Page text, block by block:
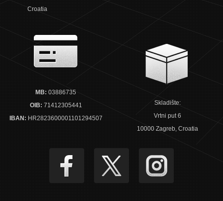
Croatia
MB: 03886735
OIB: 71412305441
IBAN: HR2823600001101294507
Skladište:
Vrtni put 6
10000 Zagreb, Croatia